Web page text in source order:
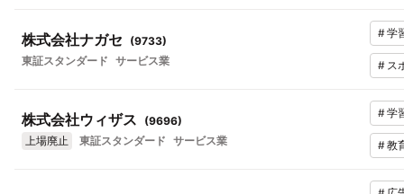
株式会社ナガセ (9733)
東証スタンダード サービス業
#学
# ス
株式会社ウィザス (9696)
上場廃止
東証スタンダード サービス業
#学
#教